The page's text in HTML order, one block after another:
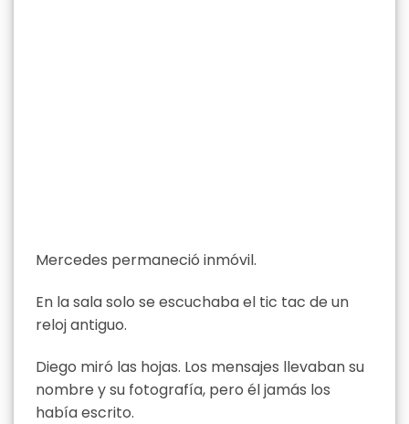
Mercedes permaneció inmóvil.
En la sala solo se escuchaba el tic tac de un
reloj antiguo.
Diego miró las hojas. Los mensajes llevaban su
nombre y su fotografía, pero él jamás los
había escrito.